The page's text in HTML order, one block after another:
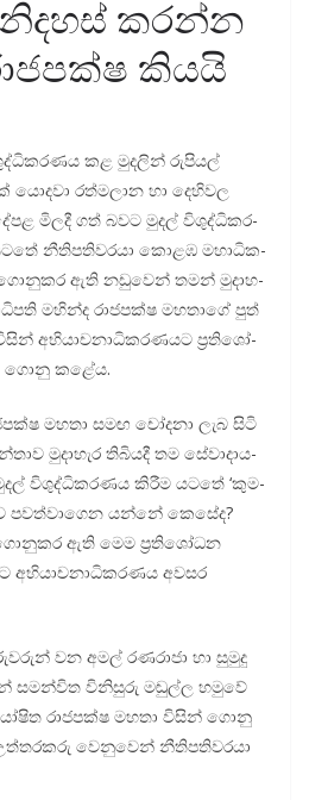
කරන්න
කියයි
කළ මුද­ලින් රුපි­යල්
රත්ම­ලාන හා දෙහි­වල
මිලදී ගත් බවට මුදල් විශු­ද්ධි­ක­ර­
නීති­ප­ති­ව­රයා කොළඹ මහා­ධි­ක­
ඇති නඩු­වෙන් තමන් මුදා­හ­
මහින්ද රාජ­පක්ෂ මහ­තාගේ පුත්
අභි­යා­ච­නා­ධි­ක­ර­ණ­යට ප්‍රති­ශෝ­
ගොනු කළේය.
මහතා සමඟ චෝදනා ලැබ සිටි
මුදා­හැර තිබි­යදී තම සේවා­දා­ය­
විශු­ද්ධි­ක­ර­ණය කිරීම යටතේ ‘කුම­
පව­ත්වා­ගෙන යන්නේ කෙසේද?
ඇති මෙම ප්‍රති­ශෝ­ධන
අභි­යා­ච­නා­ධි­ක­ර­ණය අව­සර
වන අමල් රණ­රාජා හා සුමුදු
සම­න්විත විනි­සුරු මඬුල්ල හමුවේ
රාජ­පක්ෂ මහතා විසින් ගොනු
වෙනු­වෙන් නීති­ප­ති­ව­රයා